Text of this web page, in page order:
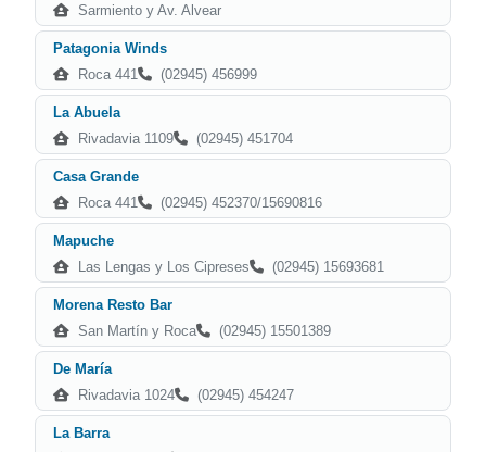
Sarmiento y Av. Alvear
Patagonia Winds
Roca 441
(02945) 456999
La Abuela
Rivadavia 1109
(02945) 451704
Casa Grande
Roca 441
(02945) 452370/15690816
Mapuche
Las Lengas y Los Cipreses
(02945) 15693681
Morena Resto Bar
San Martín y Roca
(02945) 15501389
De María
Rivadavia 1024
(02945) 454247
La Barra